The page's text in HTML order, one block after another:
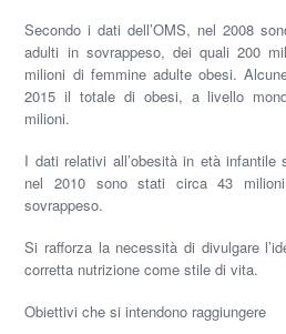
Secondo i dati dell’OMS, nel 2008
adulti in sovrappeso, dei quali 200
milioni di femmine adulte obesi.
2015 il totale di obesi, a livello
milioni.
I dati relativi all’obesità in età infantile
nel 2010 sono stati circa 43
sovrappeso.
Si rafforza la necessità di divulgare
corretta nutrizione come stile di vita.
Obiettivi che si intendono raggiungere